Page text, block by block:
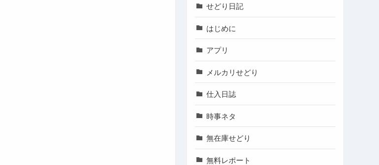
せどり日記
はじめに
アプリ
メルカリせどり
仕入日誌
時事ネタ
無在庫せどり
無料レポート